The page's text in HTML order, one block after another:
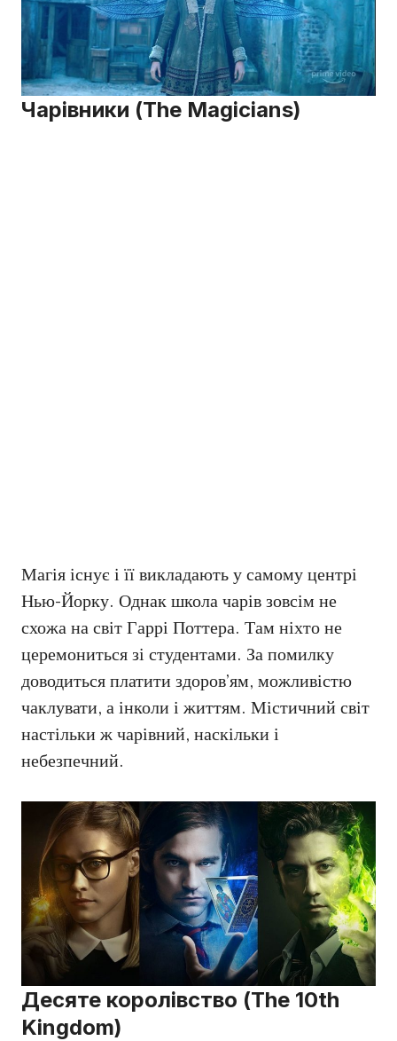
Чарівники (The Magicians)
Магія існує і її викладають у самому центрі
Нью-Йорку. Однак школа чарів зовсім не
схожа на світ Гаррі Поттера. Там ніхто не
церемониться зі студентами. За помилку
доводиться платити здоров’ям, можливістю
чаклувати, а інколи і життям. Містичний світ
настільки ж чарівний, наскільки і
небезпечний.
Десяте королівство (The 10th
Kingdom)